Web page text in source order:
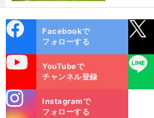
ok
Facebookで
フォローする
YouTubeで
チャンネル登録
LINE
m
Instagramで
フォローする